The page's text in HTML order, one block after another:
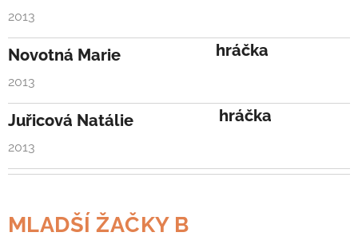
2013
Novotná Marie
2013
hráčka
Juřicová Natálie
2013
hráčka
MLADŠÍ ŽAČKY B